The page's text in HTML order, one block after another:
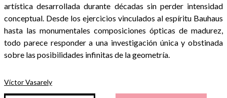
artística desarrollada durante décadas sin perder intensidad
conceptual. Desde los ejercicios vinculados al espíritu Bauhaus
hasta las monumentales composiciones ópticas de madurez,
todo parece responder a una investigación única y obstinada
sobre las posibilidades infinitas de la geometría.
Víctor Vasarely